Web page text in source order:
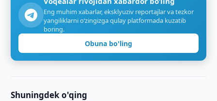
Eng muhim xabarlar, eksklyuziv reportajlar va tezkor
yangiliklarni o‘zingizga qulay platformada kuzatib
boring.
Obuna bo'ling
Shuningdek o'qing